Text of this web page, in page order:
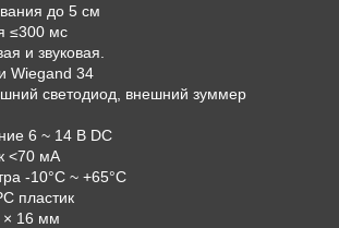
до 5 см
≤300 мс
и звуковая.
Wiegand 34
светодиод, внешний зуммер
6 ~ 14 В DC
<70 мА
-10°С ~ +65°С
пластик
× 16 мм